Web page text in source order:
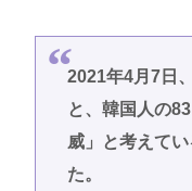
2021年4月7日
と、韓国人の
威」と考えて
た。